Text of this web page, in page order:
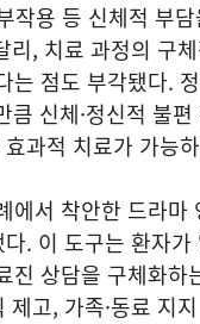
작용 등 신체적 부
, 치료 과정의 구
는 점도 부각됐다.
신체·정신적 불
과적 치료가 가능
서 착안한 드라마
. 이 도구는 환자
진 상담을 구체화
고, 가족·동료 지